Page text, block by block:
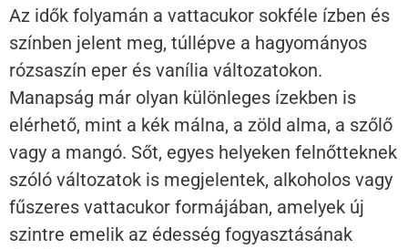
Az idők folyamán a vattacukor sokféle ízben és
színben jelent meg, túllépve a hagyományos
rózsaszín eper és vanília változatokon.
Manapság már olyan különleges ízekben is
elérhető, mint a kék málna, a zöld alma, a szőlő
vagy a mangó. Sőt, egyes helyeken felnőtteknek
szóló változatok is megjelentek, alkoholos vagy
fűszeres vattacukor formájában, amelyek új
szintre emelik az édesség fogyasztásának